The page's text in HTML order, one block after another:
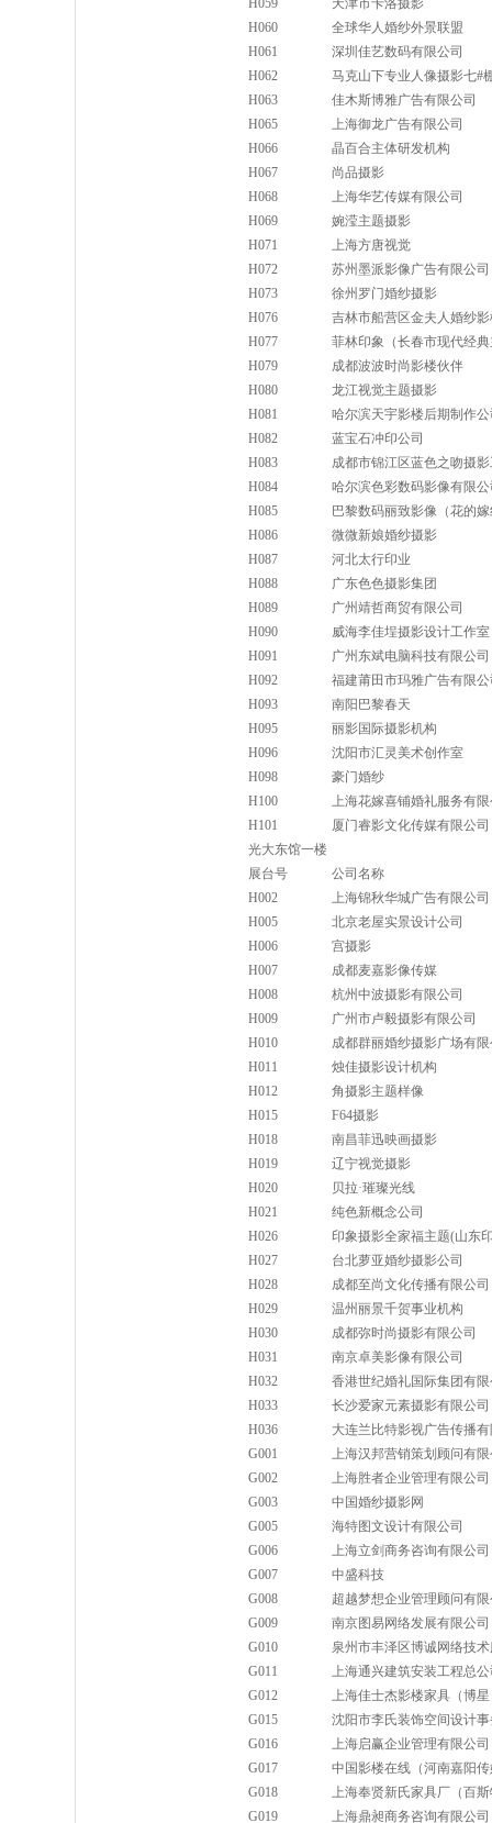
H059
天津市卡洛摄影
H060
全球华人婚纱外景联盟
H061
深圳佳艺数码有限公司
H062
马克山下专业人像摄影七#
H063
佳木斯博雅广告有限公司
H065
上海御龙广告有限公司
H066
晶百合主体研发机构
H067
尚品摄影
H068
上海华艺传媒有限公司
H069
婉滢主题摄影
H071
上海方唐视觉
H072
苏州墨派影像广告有限公司
H073
徐州罗门婚纱摄影
H076
吉林市船营区金夫人婚纱
H077
菲林印象（长春市现代经
H079
成都波波时尚影楼伙伴
H080
龙江视觉主题摄影
H081
哈尔滨天宇影楼后期制作
H082
蓝宝石冲印公司
H083
成都市锦江区蓝色之吻摄
H084
哈尔滨色彩数码影像有限
H085
巴黎数码丽致影像（花的
H086
微微新娘婚纱摄影
H087
河北太行印业
H088
广东色色摄影集团
H089
广州靖哲商贸有限公司
H090
威海李佳埕摄影设计工作室
H091
广州东斌电脑科技有限公司
H092
福建莆田市玛雅广告有限
H093
南阳巴黎春天
H095
丽影国际摄影机构
H096
沈阳市汇灵美术创作室
H098
豪门婚纱
H100
上海花嫁喜铺婚礼服务有
H101
厦门睿影文化传媒有限公司
光大东馆一楼
展台号
公司名称
H002
上海锦秋华城广告有限公司
H005
北京老屋实景设计公司
H006
宫摄影
H007
成都麦嘉影像传媒
H008
杭州中波摄影有限公司
H009
广州市卢毅摄影有限公司
H010
成都群丽婚纱摄影广场有
H011
烛佳摄影设计机构
H012
角摄影主题样像
H015
F64摄影
H018
南昌菲迅映画摄影
H019
辽宁视觉摄影
H020
贝拉·璀璨光线
H021
纯色新概念公司
H026
印象摄影全家福主题(山东
H027
台北萝亚婚纱摄影公司
H028
成都至尚文化传播有限公司
H029
温州丽景千贺事业机构
H030
成都弥时尚摄影有限公司
H031
南京卓美影像有限公司
H032
香港世纪婚礼国际集团有
H033
长沙爱家元素摄影有限公司
H036
大连兰比特影视广告传播
G001
上海汉邦营销策划顾问有
G002
上海胜者企业管理有限公司
G003
中国婚纱摄影网
G005
海特图文设计有限公司
G006
上海立剑商务咨询有限公司
G007
中盛科技
G008
超越梦想企业管理顾问有
G009
南京图易网络发展有限公司
G010
泉州市丰泽区博诚网络技
G011
上海通兴建筑安装工程总
G012
上海佳士杰影楼家具（博
G015
沈阳市李氏装饰空间设计
G016
上海启赢企业管理有限公司
G017
中国影楼在线（河南嘉阳
G018
上海奉贤新氏家具厂（百
G019
上海鼎昶商务咨询有限公